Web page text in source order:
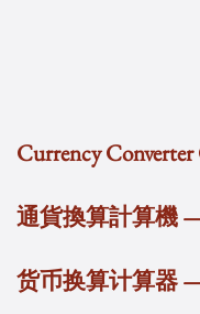
Currency
通貨換算計算機
货币换算计算器